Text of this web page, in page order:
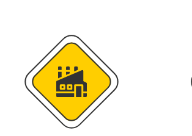
Знаки магистральных
Железнодорожные